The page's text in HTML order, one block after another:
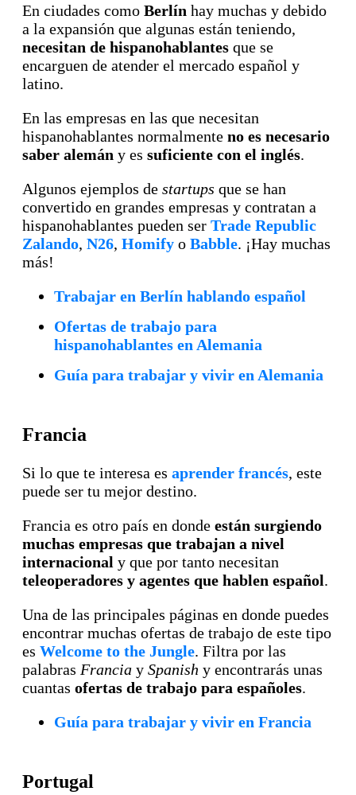
En ciudades como Berlín hay muchas y debido
a la expansión que algunas están teniendo,
necesitan de hispanohablantes que se
encarguen de atender el mercado español y
latino.
En las empresas en las que necesitan
hispanohablantes normalmente no es necesario
saber alemán y es suficiente con el inglés.
Algunos ejemplos de startups que se han
convertido en grandes empresas y contratan a
hispanohablantes pueden ser Trade Republic
Zalando, N26, Homify o Babble. ¡Hay muchas
más!
Trabajar en Berlín hablando español
Ofertas de trabajo para
hispanohablantes en Alemania
Guía para trabajar y vivir en Alemania
Francia
Si lo que te interesa es aprender francés, este
puede ser tu mejor destino.
Francia es otro país en donde están surgiendo
muchas empresas que trabajan a nivel
internacional y que por tanto necesitan
teleoperadores y agentes que hablen español.
Una de las principales páginas en donde puedes
encontrar muchas ofertas de trabajo de este tipo
es Welcome to the Jungle. Filtra por las
palabras Francia y Spanish y encontrarás unas
cuantas ofertas de trabajo para españoles.
Guía para trabajar y vivir en Francia
Portugal